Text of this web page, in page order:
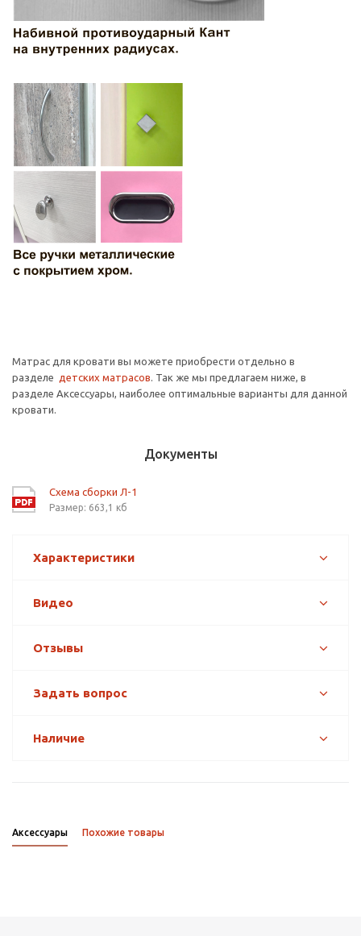
Матрас для кровати вы можете приобрести отдельно в
разделе детских матрасов. Так же мы предлагаем ниже, в
разделе Аксессуары, наиболее оптимальные варианты для данной
кровати.
Документы
Схема сборки Л-1
Размер: 663,1 кб
Характеристики
Видео
Отзывы
Задать вопрос
Наличие
Аксессуары Похожие товары